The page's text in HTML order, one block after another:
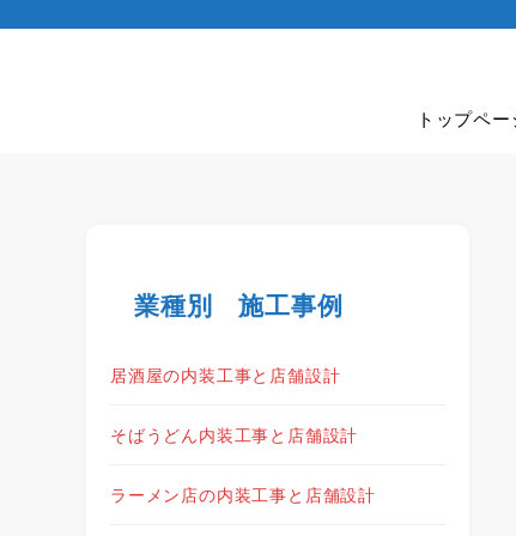
トップペー
業種別 施工事例
居酒屋の内装工事と店舗設計
そばうどん内装工事と店舗設計
ラーメン店の内装工事と店舗設計